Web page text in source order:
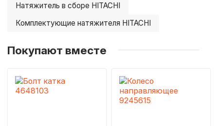
Натяжитель в сборе HITACHI
Комплектующие натяжителя HITACHI
Покупают вместе